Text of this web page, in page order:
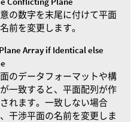
の数字を末尾に付けて平面
前を変更します。
Array if Identical else
のデータフォーマットや構
一致すると、平面配列が作
れます。一致しない場合
干渉平面の名前を変更しま